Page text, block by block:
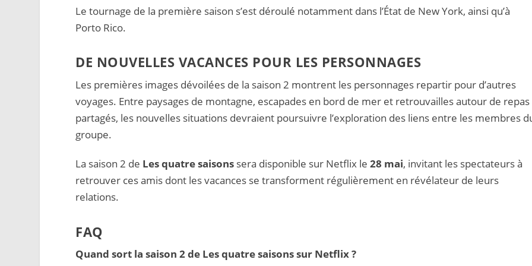
Le tournage de la première saison s’est déroulé notamment dans l’État de New York, ainsi qu’à
Porto Rico.
DE NOUVELLES VACANCES POUR LES PERSONNAGES
Les premières images dévoilées de la saison 2 montrent les personnages repartir pour d’autres
voyages. Entre paysages de montagne, escapades en bord de mer et retrouvailles autour de repas
partagés, les nouvelles situations devraient poursuivre l’exploration des liens entre les membres
groupe.
La saison 2 de Les quatre saisons sera disponible sur Netflix le28 mai, invitant les spectateurs à
retrouver ces amis dont les vacances se transforment régulièrement en révélateur de leurs
relations.
FAQ
Quand sort la saison 2 de Les quatre saisons sur Netflix ?